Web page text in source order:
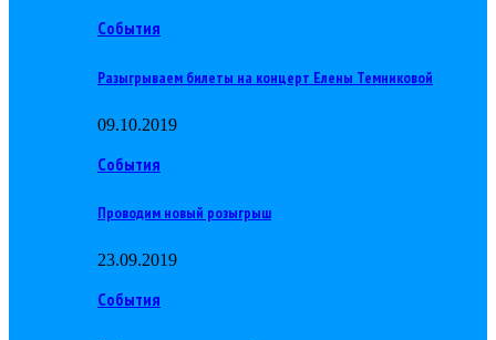
События
Разыгрываем билеты на концерт Елены Темниковой
09.10.2019
События
Проводим новый розыгрыш
23.09.2019
События